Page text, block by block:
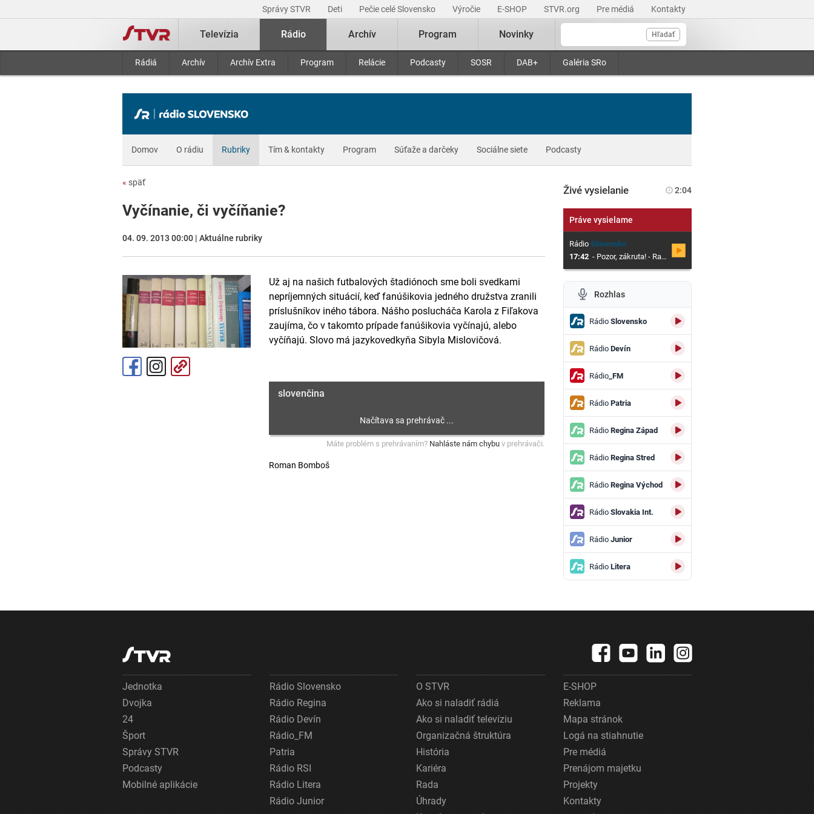
Správy STVR Deti Pečie celé Slovensko Výročie E-SHOP STVR.org Pre médiá Kontakty
Hľadať
Televízia Rádio
Rádiá Archív Archív Extra Program Relácie Podcasty SOSR DAB+ Galéria SRo
Archív Program Novinky
Domov O rádiu Rubriky Tím & kontakty Program Súťaže a darčeky Sociálne siete Podcasty
« späť
Vyčínanie, či vyčíňanie?
04. 09. 2013 00:00 | Aktuálne rubriky
Už aj na našich futbalových štadiónoch sme boli svedkami
nepríjemných situácií, keď fanúšikovia jedného družstva zranili
príslušníkov iného tábora. Nášho poslucháča Karola z Fiľakova
zaujíma, čo v takomto prípade fanúšikovia vyčínajú, alebo
vyčíňajú. Slovo má jazykovedkyňa Sibyla Mislovičová.
slovenčina
Máte problém s prehrávaním? Nahláste nám chybu v prehrávači.
Roman Bomboš
Živé vysielanie 2:04
Práve vysielame
RádioSlovensko
17:42 - Pozor, zákruta! - Radenie Igora Daniša
Rozhlas
RádioSlovensko
RádioDevín
Rádio_FM
RádioPatria
RádioRegina Západ
RádioRegina Stred
RádioRegina Východ
RádioSlovakia Int.
RádioJunior
RádioLitera
Jednotka
Dvojka
24
Šport
Správy STVR
Podcasty
Mobilné aplikácie
Rádio Slovensko
Rádio Regina
Rádio Devín
Rádio_FM
Patria
Rádio RSI
Rádio Litera
Rádio Junior
O STVR
Ako si naladiť rádiá
Ako si naladiť televíziu
Organizačná štruktúra
História
Kariéra
Rada
Úhrady
E-SHOP
Reklama
Mapa stránok
Logá na stiahnutie
Pre médiá
Prenájom majetku
Projekty
Kontakty